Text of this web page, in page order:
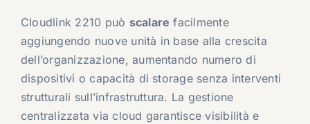
Cloudlink 2210 può scalare facilmente
aggiungendo nuove unità in base alla crescita
dell’organizzazione, aumentando numero di
dispositivi o capacità di storage senza interventi
strutturali sull’infrastruttura. La gestione
centralizzata via cloud garantisce visibilità e